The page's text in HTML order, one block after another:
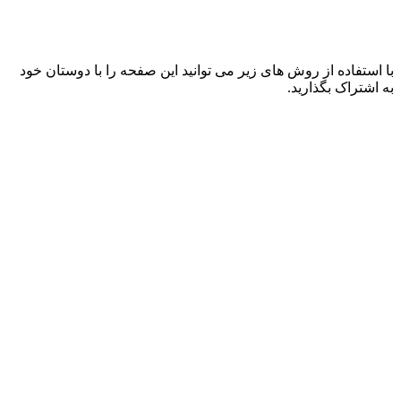
با استفاده از روش های زیر می توانید این صفحه را با دوستان خود
به اشتراک بگذارید.